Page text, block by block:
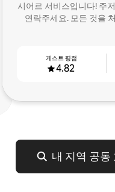
시어르 서비스입니다! 주
연락주세요. 모든 것을
4.82
게스트 평점
내 지역 공동